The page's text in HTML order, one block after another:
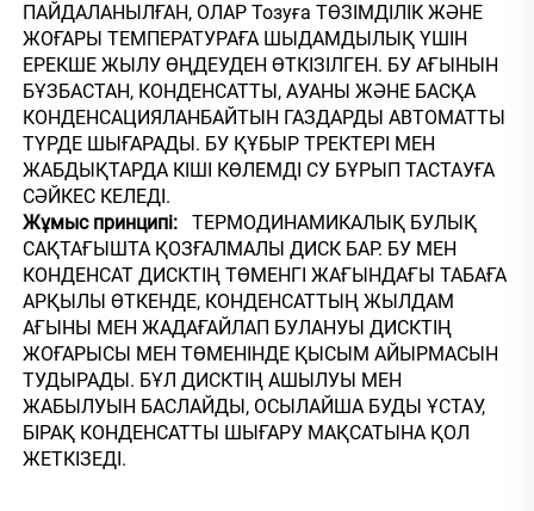
ПАЙДАЛАНЫЛҒАН, ОЛАР Тозуға ТӨЗІМДІЛІК ЖӘНЕ
ЖОҒАРЫ ТЕМПЕРАТУРАҒА ШЫДАМДЫЛЫҚ ҮШІН
ЕРЕКШЕ ЖЫЛУ ӨҢДЕУДЕН ӨТКІЗІЛГЕН. БУ АҒЫНЫН
БҰЗБАСТАН, КОНДЕНСАТТЫ, АУАНЫ ЖӘНЕ БАСҚА
КОНДЕНСАЦИЯЛАНБАЙТЫН ГАЗДАРДЫ АВТОМАТТЫ
ТҮРДЕ ШЫҒАРАДЫ. БУ ҚҰБЫР ТРЕКТЕРІ МЕН
ЖАБДЫҚТАРДА КІШІ КӨЛЕМДІ СУ БҰРЫП ТАСТАУҒА
СӘЙКЕС КЕЛЕДІ.
Жұмыс принципі: ТЕРМОДИНАМИКАЛЫҚ БУЛЫҚ
САҚТАҒЫШТА ҚОЗҒАЛМАЛЫ ДИСК БАР. БУ МЕН
КОНДЕНСАТ ДИСКТІҢ ТӨМЕНГІ ЖАҒЫНДАҒЫ ТАБАҒА
АРҚЫЛЫ ӨТКЕНДЕ, КОНДЕНСАТТЫҢ ЖЫЛДАМ
АҒЫНЫ МЕН ЖАДАҒАЙЛАП БУЛАНУЫ ДИСКТІҢ
ЖОҒАРЫСЫ МЕН ТӨМЕНІНДЕ ҚЫСЫМ АЙЫРМАСЫН
ТУДЫРАДЫ. БҰЛ ДИСКТІҢ АШЫЛУЫ МЕН
ЖАБЫЛУЫН БАСЛАЙДЫ, ОСЫЛАЙША БУДЫ ҰСТАУ,
БІРАҚ КОНДЕНСАТТЫ ШЫҒАРУ МАҚСАТЫНА ҚОЛ
ЖЕТКІЗЕДІ.